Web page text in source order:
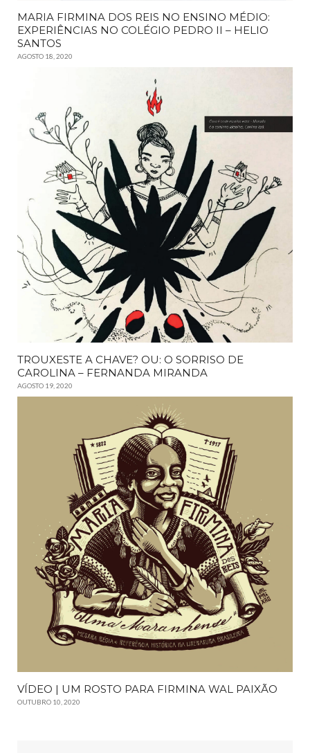
MARIA FIRMINA DOS REIS NO ENSINO MÉDIO:
EXPERIÊNCIAS NO COLÉGIO PEDRO II – HELIO
SANTOS
AGOSTO 18, 2020
TROUXESTE A CHAVE? OU: O SORRISO DE
CAROLINA – FERNANDA MIRANDA
AGOSTO 19, 2020
VÍDEO | UM ROSTO PARA FIRMINA WAL PAIXÃO
OUTUBRO 10, 2020